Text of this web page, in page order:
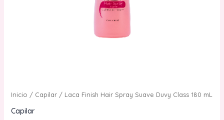
Inicio / Capilar/ Laca Finish Hair Spray Suave Duvy Class 180 mL
Capilar